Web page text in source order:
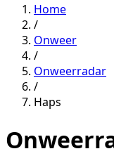
Home
/
Onweer
/
Onweerradar
/
Haps